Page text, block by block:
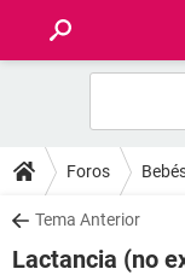
FOROS
SALUD
Foros
Tema Anterior
Lactancia (no